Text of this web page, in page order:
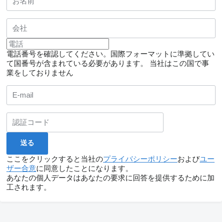
電話番号を確認してください。国際フォーマットに準拠してい
て国番号が含まれている必要があります。
当社はこの国で事
業をしておりません
ここをクリックすると当社のプライバシーポリシーおよびユー
ザー合意に同意したことになります。
あなたの個人データはあなたの要求に回答を提供するために加
工されます。